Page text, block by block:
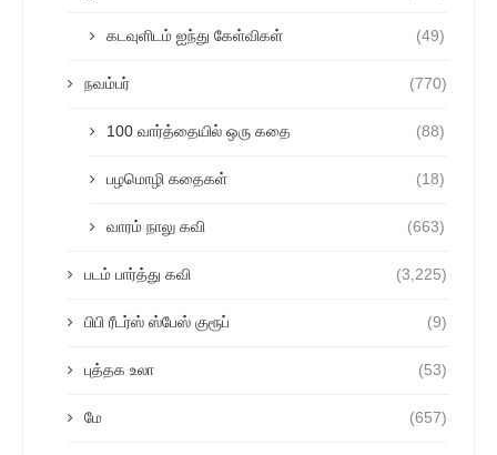
கடவுளிடம் ஐந்து கேள்விகள் (49)
நவம்பர் (770)
100 வார்த்தையில் ஒரு கதை (88)
பழமொழி கதைகள் (18)
வாரம் நாலு கவி (663)
படம் பார்த்து கவி (3,225)
பிபி ரீடர்ஸ் ஸ்பேஸ் குரூப் (9)
புத்தக உலா (53)
மே (657)